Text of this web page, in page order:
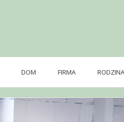
DOM FIRMA RODZINA